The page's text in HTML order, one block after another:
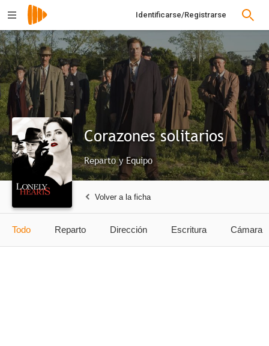
Identificarse/Registrarse
Corazones solitarios
Reparto y Equipo
Volver a la ficha
Todo Reparto Dirección Escritura Cámara